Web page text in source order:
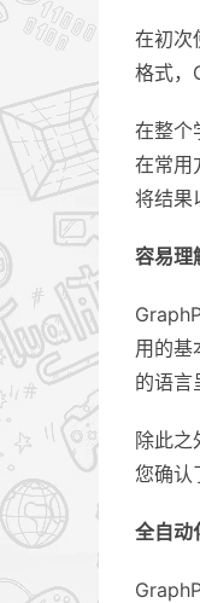
在初次
格式，
在整个
在常用
将结果
容易理
用的基
的语言
除此
您确认
全自动